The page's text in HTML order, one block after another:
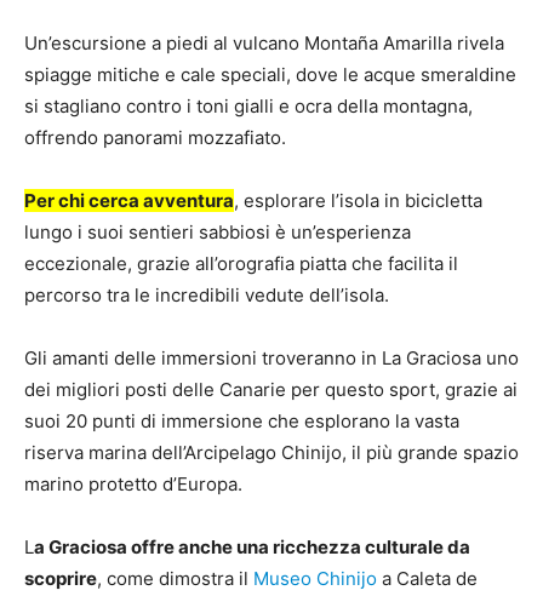
Un’escursione a piedi al vulcano Montaña Amarilla rivela
spiagge mitiche e cale speciali, dove le acque smeraldine
si stagliano contro i toni gialli e ocra della montagna,
offrendo panorami mozzafiato.
Per chi cerca avventura, esplorare l’isola in bicicletta
lungo i suoi sentieri sabbiosi è un’esperienza
eccezionale, grazie all’orografia piatta che facilita il
percorso tra le incredibili vedute dell’isola.
Gli amanti delle immersioni troveranno in La Graciosa uno
dei migliori posti delle Canarie per questo sport, grazie ai
suoi 20 punti di immersione che esplorano la vasta
riserva marina dell’Arcipelago Chinijo, il più grande spazio
marino protetto d’Europa.
La Graciosa offre anche una ricchezza culturale da
scoprire, come dimostra il Museo Chinijo a Caleta de